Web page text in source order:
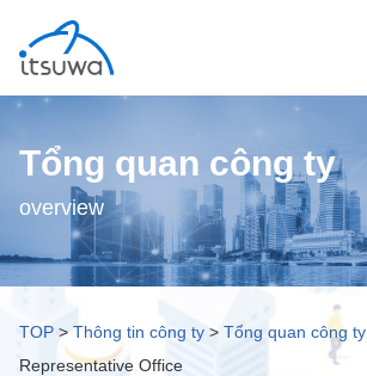
Tổng quan công ty
overview
TOP > Thông tin công ty > Tổng quan công ty
Representative Office